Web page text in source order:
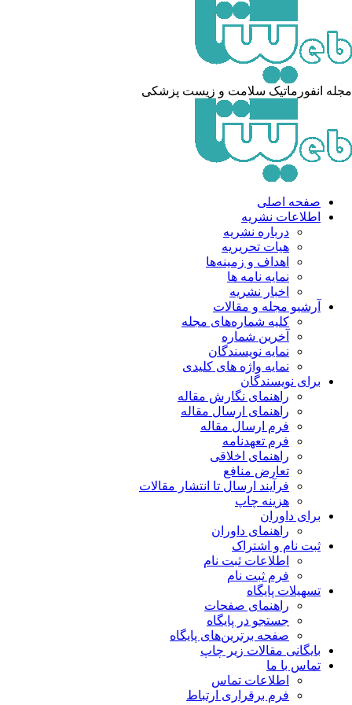
انفورماتیک سلامت و زیست پزشکی
صفحه اصلی
اطلاعات نشریه
درباره نشریه
هیات تحریریه
اهداف و زمینه‌ها
نمایه نامه ها
اخبار نشریه
آرشیو مجله و مقالات
کلیه شماره‌های مجله
آخرین شماره
نمایه نویسندگان
نمایه واژه های کلیدی
برای نویسندگان
راهنمای نگارش مقاله
راهنمای ارسال مقاله
فرم ارسال مقاله
فرم تعهدنامه
راهنمای اخلاقی
تعارض منافع
فرآیند ارسال تا انتشار مقالات
هزینه چاپ
برای داوران
راهنمای داوران
ثبت نام و اشتراک
اطلاعات ثبت نام
فرم ثبت نام
تسهیلات پایگاه
راهنمای صفحات
جستجو در پایگاه
صفحه برترین‌های پایگاه
بایگانی مقالات زیر چاپ
تماس با ما
اطلاعات تماس
فرم برقراری ارتباط